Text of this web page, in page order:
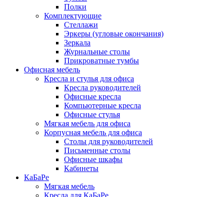
Полки
Комплектующие
Стеллажи
Эркеры (угловые окончания)
Зеркала
Журнальные столы
Прикроватные тумбы
Офисная мебель
Кресла и стулья для офиса
Кресла руководителей
Офисные кресла
Компьютерные кресла
Офисные стулья
Мягкая мебель для офиса
Корпусная мебель для офиса
Столы для руководителей
Письменные столы
Офисные шкафы
Кабинеты
КаБаРе
Мягкая мебель
Кресла для КаБаРе